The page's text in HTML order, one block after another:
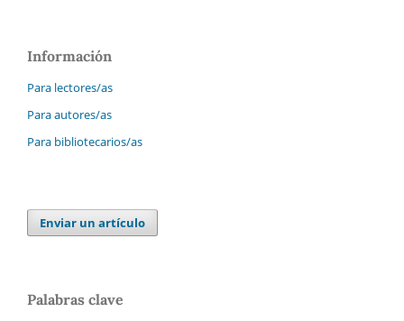
Información
Para lectores/as
Para autores/as
Para bibliotecarios/as
Enviar un artículo
Palabras clave